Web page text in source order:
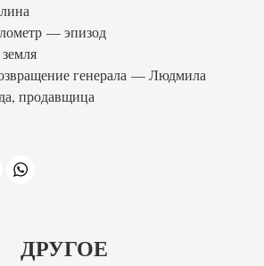
— эпизод
генерала — Людмила
продавщица
ДРУГОЕ